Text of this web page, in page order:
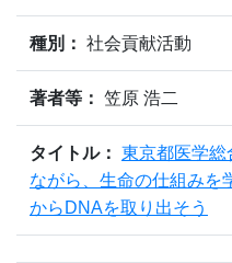
種別： 社会貢献活動
著者等： 笠原 浩二
タイトル： 東京都医学総
ながら、生命の仕組みを
からDNAを取り出そう